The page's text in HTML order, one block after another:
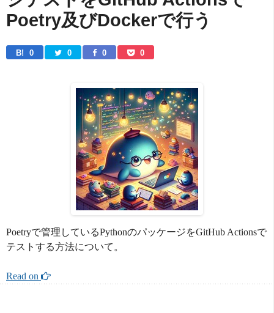
Poetry及びDockerで行う
B! 0 0 0 0
Poetryで管理しているPythonのパッケージをGitHub Actionsで
テストする方法について。
Read on